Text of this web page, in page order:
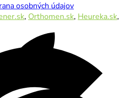
osobných údajov
, Orthomen.sk, Heureka.sk,